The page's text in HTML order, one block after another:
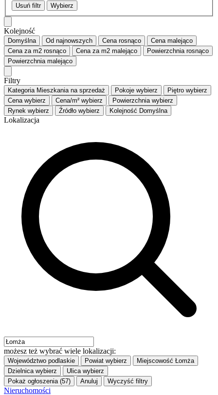
Usuń filtr Wybierz
Kolejność
Domyślna Od najnowszych Cena rosnąco Cena malejąco
Cena za m2 rosnąco Cena za m2 malejąco Powierzchnia rosnąco
Powierzchnia malejąco
Filtry
Kategoria Mieszkania na sprzedaż Pokoje wybierz Piętro wybierz
Cena wybierz Cena/m² wybierz Powierzchnia wybierz
Rynek wybierz Źródło wybierz Kolejność Domyślna
Lokalizacja
możesz też wybrać wiele lokalizacji:
Województwo podlaskie Powiat wybierz Miejscowość Łomża
Dzielnica wybierz Ulica wybierz
Pokaż ogłoszenia (57)
Anuluj Wyczyść filtry
Nieruchomości